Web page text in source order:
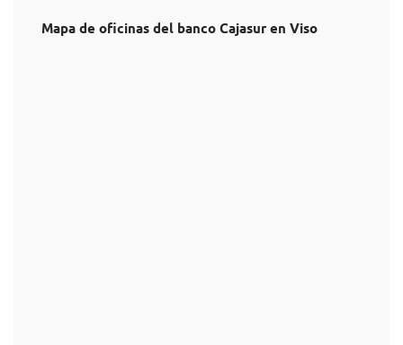
Mapa de oficinas del banco Cajasur en Viso